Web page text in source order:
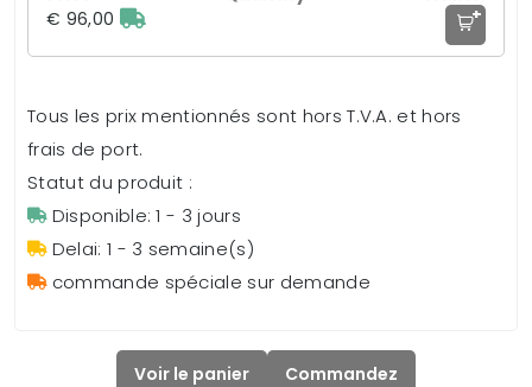
€ 96,00 +
Tous les prix mentionnés sont hors T.V.A. et hors
frais de port.
Statut du produit :
Disponible: 1 - 3 jours
Delai: 1 - 3 semaine(s)
commande spéciale sur demande
Voir le panier Commandez